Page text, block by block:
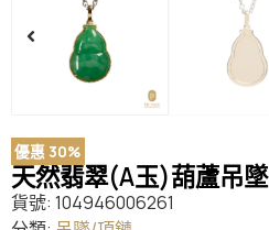
優惠 30%
天然翡翠(A玉)葫蘆吊墜
貨號: 104946006261